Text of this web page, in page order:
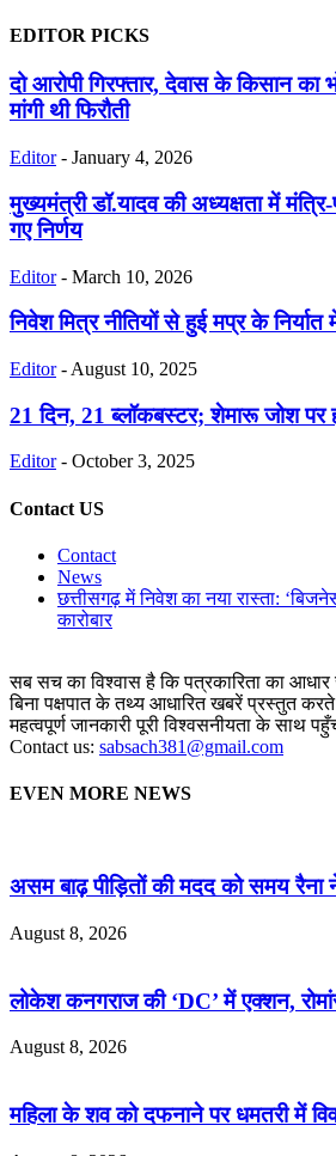
EDITOR PICKS
दो आरोपी गिरफ्तार, देवास के किसान
मांगी थी फिरौती
Editor - January 4, 2026
मुख्यमंत्री डॉ.यादव की अध्यक्षता में
गए निर्णय
Editor - March 10, 2026
निवेश मित्र नीतियों से हुई मप्र के निर्यात
Editor - August 10, 2025
21 दिन, 21 ब्लॉकबस्टर; शेमारू जोश पर
Editor - October 3, 2025
Contact US
Contact
News
छत्तीसगढ़ में निवेश का नया रास्ता:
कारोबार
सब सच का विश्वास है कि पत्रकारिता का आधार
बिना पक्षपात के तथ्य आधारित खबरें प्रस्तुत
महत्वपूर्ण जानकारी पूरी विश्वसनीयता के साथ
Contact us: sabsach381@gmail.com
EVEN MORE NEWS
असम बाढ़ पीड़ितों की मदद को समय रैना
August 8, 2026
लोकेश कनगराज की ‘DC’ में एक्शन,
August 8, 2026
महिला के शव को दफनाने पर धमतरी में